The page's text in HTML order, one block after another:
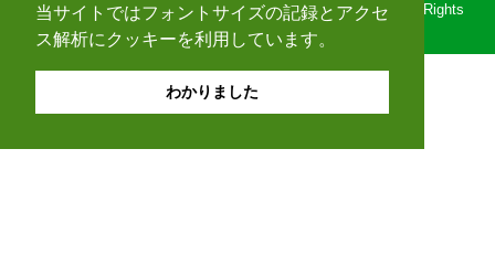
当サイトではフォントサイズの記録とアクセ
ス解析にクッキーを利用しています。
わかりました
Copyright© 1996-2026 Japan Network Information Center. All Rights
Reserved.